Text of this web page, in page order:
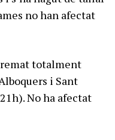
no han afectat
totalment
i Sant
No ha afectat